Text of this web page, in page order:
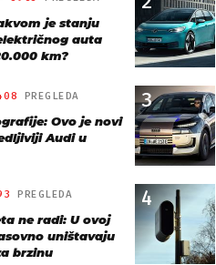
je stanju
auta
km?
3
PREGLEDA
Ovo je novi
Audi u
4
PREGLEDA
ne radi: U ovoj
uništavaju
brzinu